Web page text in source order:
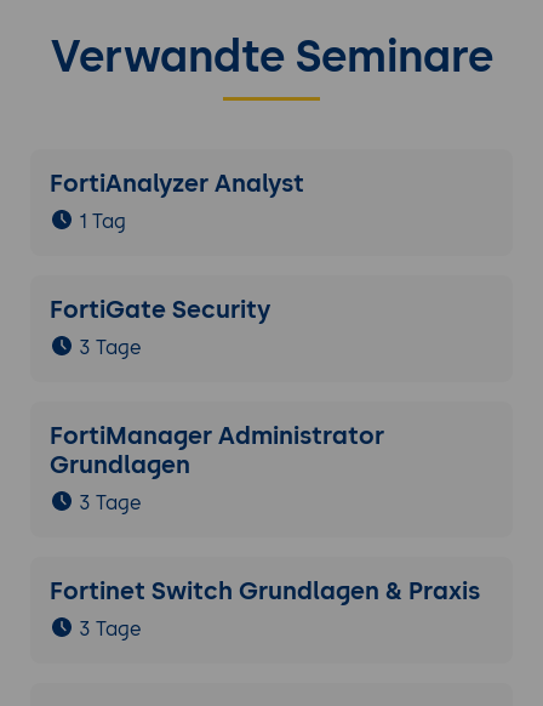
Verwandte Seminare
FortiAnalyzer Analyst
1 Tag
FortiGate Security
3 Tage
FortiManager Administrator
Grundlagen
3 Tage
Fortinet Switch Grundlagen & Praxis
3 Tage